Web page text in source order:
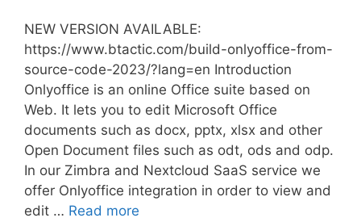
NEW VERSION AVAILABLE:
https://www.btactic.com/build-onlyoffice-from-
source-code-2023/?lang=en Introduction
Onlyoffice is an online Office suite based on
Web. It lets you to edit Microsoft Office
documents such as docx, pptx, xlsx and other
Open Document files such as odt, ods and odp.
In our Zimbra and Nextcloud SaaS service we
offer Onlyoffice integration in order to view and
edit … Read more